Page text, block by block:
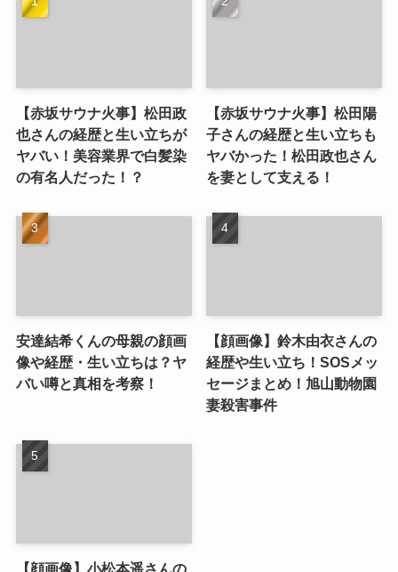
【赤坂サウナ火事】松田政
也さんの経歴と生い立ちが
ヤバい！美容業界で白髪染
の有名人だった！？
【赤坂サウナ火事】松田陽
子さんの経歴と生い立ちも
ヤバかった！松田政也さん
を妻として支える！
安達結希くんの母親の顔画
像や経歴・生い立ちは？ヤ
バい噂と真相を考察！
【顔画像】鈴木由衣さんの
経歴や生い立ち！SOSメッ
セージまとめ！旭山動物園
妻殺害事件
【顔画像】小松本遥さんの